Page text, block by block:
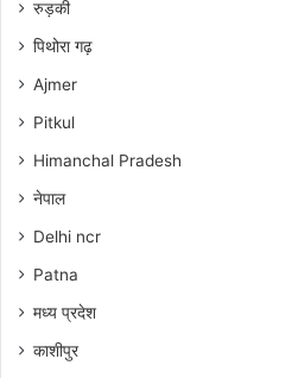
रुड़की
पिथोरा गढ़
Ajmer
Pitkul
Himanchal Pradesh
नेपाल
Delhi ncr
Patna
मध्य प्रदेश
काशीपुर